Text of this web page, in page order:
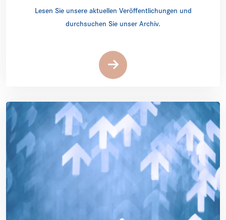
Lesen Sie unsere aktuellen Veröffentlichungen und
durchsuchen Sie unser Archiv.